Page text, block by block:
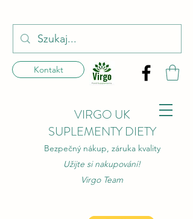
Kontakt
Bezpečný nákup, záruka kvality
Užijte si nakupování!
Virgo Team
VIRGO UK
SUPLEMENTY DIETY